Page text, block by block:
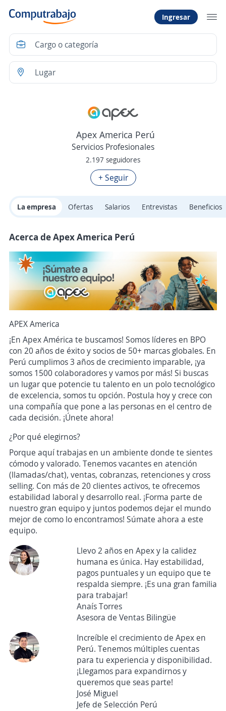
Ingresar
Apex America Perú
Servicios Profesionales
2.197 seguidores
+ Seguir
La empresa Ofertas Salarios Entrevistas Beneficios
Acerca de Apex America Perú
APEX America
¡En Apex América te buscamos! Somos líderes en BPO
con 20 años de éxito y socios de 50+ marcas globales. En
Perú cumplimos 3 años de crecimiento imparable, ¡ya
somos 1500 colaboradores y vamos por más! Si buscas
un lugar que potencie tu talento en un polo tecnológico
de excelencia, somos tu opción. Postula hoy y crece con
una compañía que pone a las personas en el centro de
cada decisión. ¡Únete ahora!
¿Por qué elegirnos?
Porque aquí trabajas en un ambiente donde te sientes
cómodo y valorado. Tenemos vacantes en atención
(llamadas/chat), ventas, cobranzas, retenciones y cross
selling. Con más de 20 clientes activos, te ofrecemos
estabilidad laboral y desarrollo real. ¡Forma parte de
nuestro gran equipo y juntos podemos dejar el mundo
mejor de como lo encontramos! Súmate ahora a este
equipo.
Llevo 2 años en Apex y la calidez
humana es única. Hay estabilidad,
pagos puntuales y un equipo que te
respalda siempre. ¡Es una gran familia
para trabajar!
Anaís Torres
Asesora de Ventas Bilingüe
Increíble el crecimiento de Apex en
Perú. Tenemos múltiples cuentas
para tu experiencia y disponibilidad.
¡Llegamos para expandirnos y
queremos que seas parte!
José Miguel
Jefe de Selección Perú